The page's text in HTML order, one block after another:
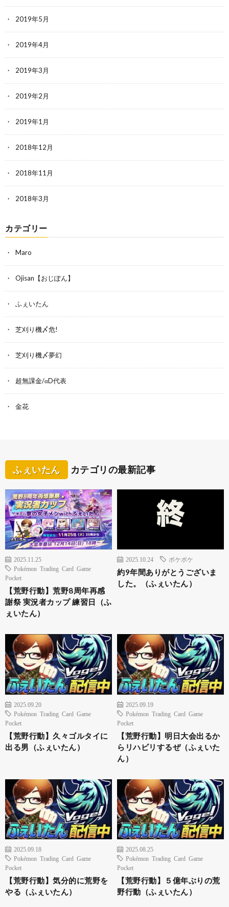
2019年5月
2019年4月
2019年3月
2019年2月
2019年1月
2018年12月
2018年11月
2018年3月
カテゴリー
Maro
Ojisan【おじぽん】
ふぇいたん
芝刈り機〆危!
芝刈り機〆夢幻
超無課金/αD代表
金花
ふぇいたん カテゴリの最新記事
2025.11.25
Pokémon Trading Card Game
Pocket
【荒野行動】荒野8周年再感
謝祭 実況者カップ 練習日（ふ
ぇいたん）
2025.10.24 ポケポケ
約9年間ありがとうございま
した。（ふぇいたん）
2025.09.20
Pokémon Trading Card Game
Pocket
【荒野行動】久々ゴルタイに
出る男（ふぇいたん）
2025.09.19
Pokémon Trading Card Game
Pocket
【荒野行動】明日大会出るか
らリハビリするぜ（ふぇいた
ん）
2025.09.18
Pokémon Trading Card Game
Pocket
【荒野行動】気分的に荒野を
やる（ふぇいたん）
2025.08.25
Pokémon Trading Card Game
Pocket
【荒野行動】５億年ぶりの荒
野行動（ふぇいたん）